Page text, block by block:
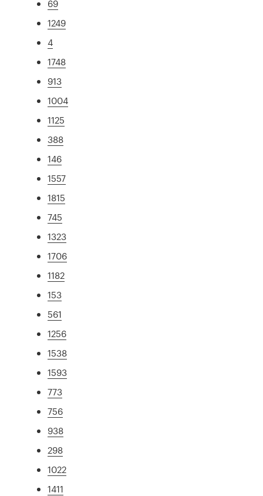
69
1249
4
1748
913
1004
1125
388
146
1557
1815
745
1323
1706
1182
153
561
1256
1538
1593
773
756
938
298
1022
1411